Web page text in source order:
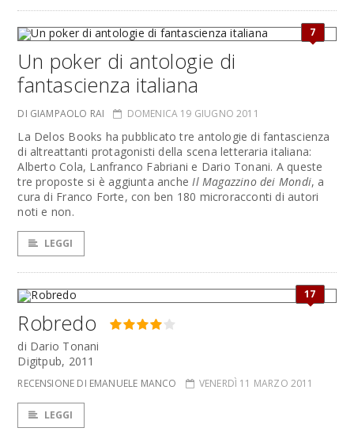
7
Un poker di antologie di
fantascienza italiana
DI GIAMPAOLO RAI DOMENICA 19 GIUGNO 2011
La Delos Books ha pubblicato tre antologie di fantascienza
di altreattanti protagonisti della scena letteraria italiana:
Alberto Cola, Lanfranco Fabriani e Dario Tonani. A queste
tre proposte si è aggiunta ancheIl Magazzino dei Mondi, a
cura di Franco Forte, con ben 180 microracconti di autori
noti e non.
LEGGI
17
Robredo
di Dario Tonani
Digitpub, 2011
RECENSIONE DI EMANUELE MANCO VENERDÌ 11 MARZO 2011
LEGGI